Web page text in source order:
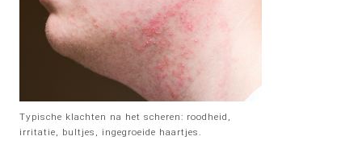
Typische klachten na het scheren: roodheid,
irritatie, bultjes, ingegroeide haartjes.